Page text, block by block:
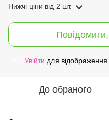
Нижчі ціни від 2 шт.
Увійти для відображення
До обраного